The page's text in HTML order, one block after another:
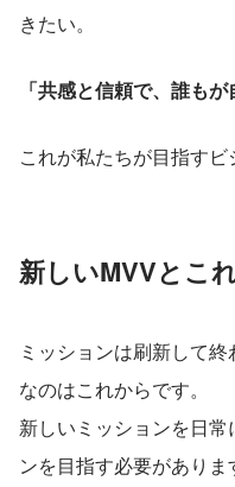
きたい。
「共感と信頼で、誰も
これが私たちが目指すビ
新しいMVVとこ
ミッションは刷新して
なのはこれからです。
新しいミッションを日
ンを目指す必要があり